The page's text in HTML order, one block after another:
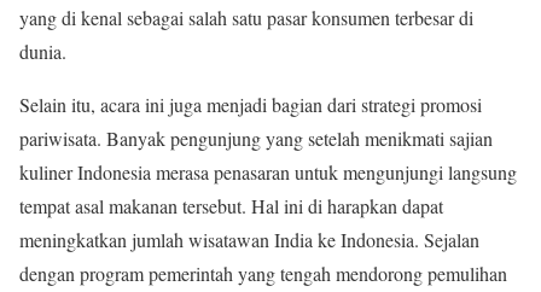
yang di kenal sebagai salah satu pasar konsumen terbesar di
dunia.
Selain itu, acara ini juga menjadi bagian dari strategi promosi
pariwisata. Banyak pengunjung yang setelah menikmati sajian
kuliner Indonesia merasa penasaran untuk mengunjungi langsung
tempat asal makanan tersebut. Hal ini di harapkan dapat
meningkatkan jumlah wisatawan India ke Indonesia. Sejalan
dengan program pemerintah yang tengah mendorong pemulihan